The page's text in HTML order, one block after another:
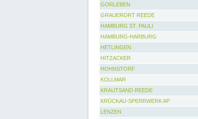
GORLEBEN
GRAUERORT REEDE
HAMBURG ST. PAULI
HAMBURG-HARBURG
HETLINGEN
HITZACKER
HOHNSTORF
KOLLMAR
KRAUTSAND REEDE
KRÜCKAU-SPERRWERK AP
LENZEN